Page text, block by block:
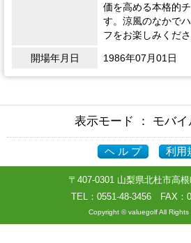
価を高める本格的
す。涼風のなかで
フをお楽しみくださ
開場年月日 1986年07月01日
表示モード ： モバイ
ヘ ル プ 利用
〒407-0301 山梨県北杜市高
TEL： 0551-48-3456 FAX：
Copyright © valuegolf All Rights